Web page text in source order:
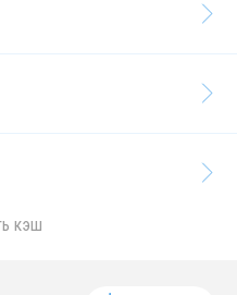
кэш